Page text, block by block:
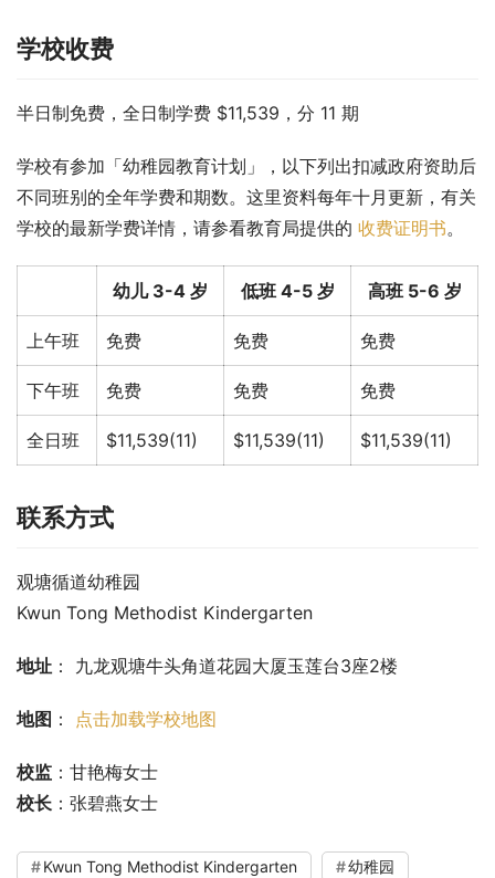
学校收费
半日制免费，全日制学费 $11,539，分 11 期
学校有参加「幼稚园教育计划」，以下列出扣减政府资助后
不同班别的全年学费和期数。这里资料每年十月更新，有关
学校的最新学费详情，请参看教育局提供的 收费证明书。
幼儿 3-4 岁 低班 4-5 岁 高班 5-6 岁
上午班 免费 免费 免费
下午班 免费 免费 免费
全日班 $11,539(11) $11,539(11) $11,539(11)
联系方式
观塘循道幼稚园
Kwun Tong Methodist Kindergarten
地址 ： 九龙观塘牛头角道花园大厦玉莲台3座2楼
地图 ： 点击加载学校地图
校监 ：甘艳梅女士
校长 ：张碧燕女士
Kwun Tong Methodist Kindergarten
幼稚园